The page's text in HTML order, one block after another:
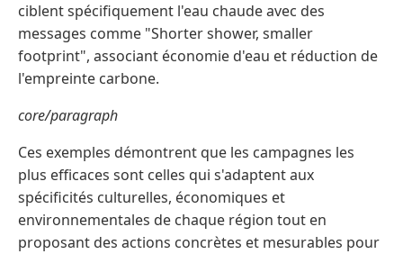
ciblent spécifiquement l'eau chaude avec des
messages comme "Shorter shower, smaller
footprint", associant économie d'eau et réduction de
l'empreinte carbone.
core/paragraph
Ces exemples démontrent que les campagnes les
plus efficaces sont celles qui s'adaptent aux
spécificités culturelles, économiques et
environnementales de chaque région tout en
proposant des actions concrètes et mesurables pour